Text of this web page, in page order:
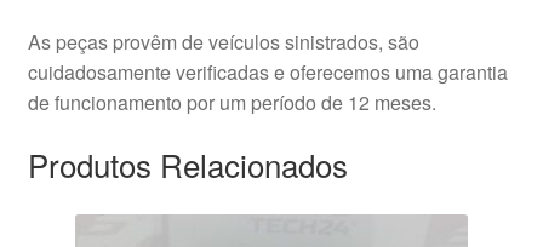
As peças provêm de veículos sinistrados, são
cuidadosamente verificadas e oferecemos uma garantia
de funcionamento por um período de 12 meses.
Produtos Relacionados